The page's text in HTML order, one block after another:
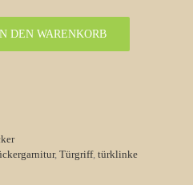
DEN WARENKORB
, Türgriff, türklinke